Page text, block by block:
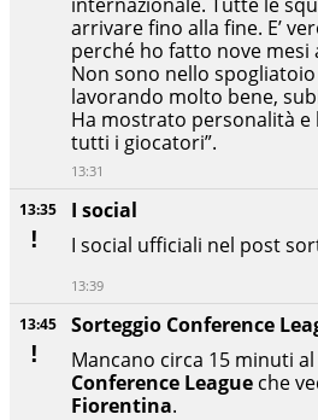
13:45
Sorteggio Conference
Mancano circa 15 minuti
Conference League che
Fiorentina.
13:35
I social
I social ufficiali nel post
13:39
arrivare fino alla fine. E’
perché ho fatto nove mesi
Non sono nello
lavorando molto bene,
Ha mostrato personalità e
tutti i giocatori”.
13:31